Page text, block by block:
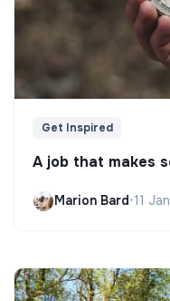
Get Inspired
A job that makes
Marion Bard•11